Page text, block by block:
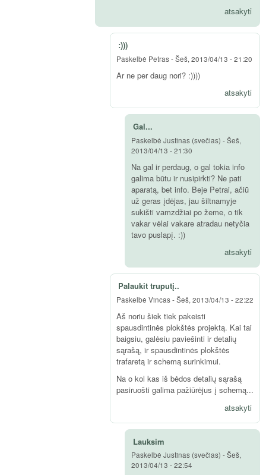
atsakyti
:)))
Paskelbė Petras-Šeš, 2013/04/13 - 21:20
Ar ne per daug nori? :))))
atsakyti
Gal...
Paskelbė Justinas (svečias) -Šeš,
2013/04/13 - 21:30
Na gal ir perdaug, o gal tokia info
galima būtu ir nusipirkti? Ne pati
aparatą, bet info. Beje Petrai, ačiū
už geras įdėjas, jau šiltnamyje
sukišti vamzdžiai po žeme, o tik
vakar vėlai vakare atradau netyčia
tavo puslapį. :))
atsakyti
Palaukit truputį..
Paskelbė Vincas-Šeš, 2013/04/13 - 22:22
Aš noriu šiek tiek pakeisti
spausdintinės plokštės projektą. Kai tai
baigsiu, galėsiu paviešinti ir detalių
sąrašą, ir spausdintinės plokštės
trafaretą ir schemą surinkimui.
Na o kol kas iš bėdos detalių sąrašą
pasiruošti galima pažiūrėjus į schemą...
atsakyti
Lauksim
Paskelbė Justinas (svečias) -Šeš,
2013/04/13 - 22:54